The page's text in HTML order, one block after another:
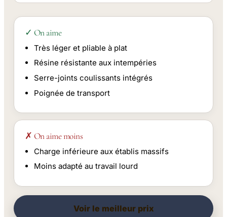
✓ On aime
Très léger et pliable à plat
Résine résistante aux intempéries
Serre-joints coulissants intégrés
Poignée de transport
✗ On aime moins
Charge inférieure aux établis massifs
Moins adapté au travail lourd
Voir le meilleur prix